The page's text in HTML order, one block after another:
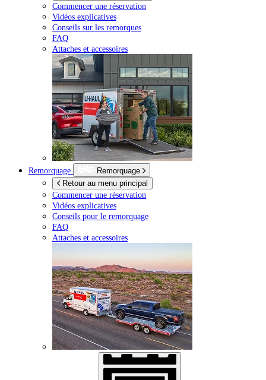
Commencer une réservation
Vidéos explicatives
Conseils sur les remorques
FAQ
Attaches et accessoires
Remorquage
Remorquage
Retour au menu principal
Commencer une réservation
Vidéos explicatives
Conseils pour le remorquage
FAQ
Attaches et accessoires